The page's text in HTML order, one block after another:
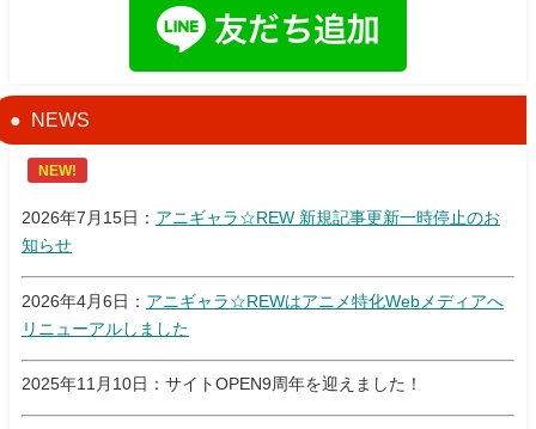
NEWS
NEW!
2026年7月15日： アニギャラ☆REW 新規記事更新一時停止のお
知らせ
2026年4月6日： アニギャラ☆REWはアニメ特化Webメディアへ
リニューアルしました
2025年11月10日：サイトOPEN9周年を迎えました！